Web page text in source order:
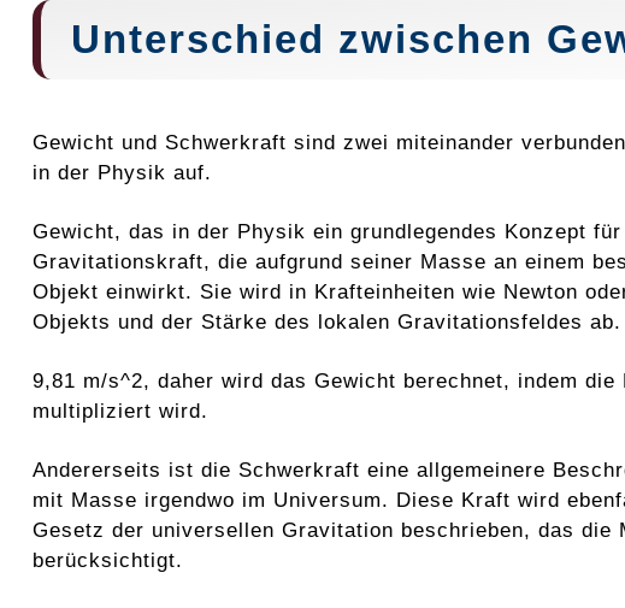
Unterschied zwischen
Gewicht und Schwerkraft sind zwei miteinander
in der Physik auf.
Gewicht, das in der Physik ein grundlegendes Konzept
Gravitationskraft, die aufgrund seiner Masse an einem
Objekt einwirkt. Sie wird in Krafteinheiten wie Newton
Objekts und der Stärke des lokalen Gravitationsfeldes
9,81 m/s^2, daher wird das Gewicht berechnet, indem
multipliziert wird.
Andererseits ist die Schwerkraft eine allgemeinere
mit Masse irgendwo im Universum. Diese Kraft wird
Gesetz der universellen Gravitation beschrieben, das die
berücksichtigt.